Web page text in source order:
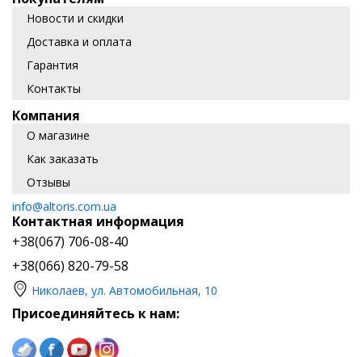
Новости и скидки
Доставка и оплата
Гарантия
Контакты
Компания
О магазине
Как заказать
Отзывы
info@altoris.com.ua
Контактная информация
+38(067) 706-08-40
+38(066) 820-79-58
Николаев, ул. Автомобильная, 10
Присоединяйтесь к нам: